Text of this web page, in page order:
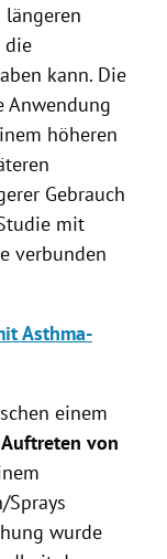
die
kann. Die
Anwendung
höheren
Gebrauch
mit
verbunden
Asthma-
einem
von
Sprays
wurde